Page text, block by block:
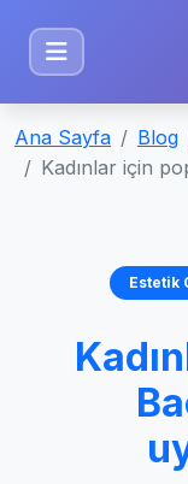
Ana Sayfa Blog
Kadınlar için
Estetik